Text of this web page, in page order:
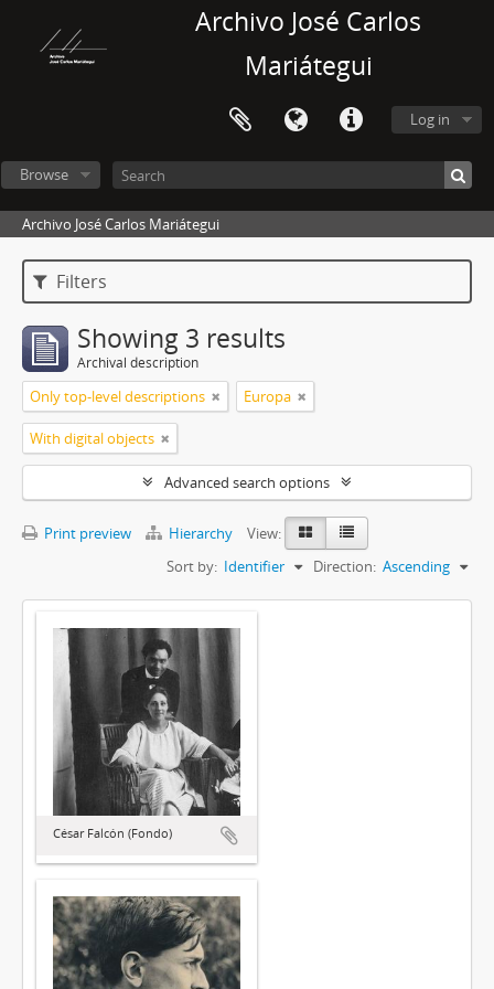
Archivo José Carlos
Mariátegui
Log in
Browse
Archivo José Carlos Mariátegui
Filters
Showing 3 results
Archival description
Only top-level descriptions Europa
With digital objects
Advanced search options
Print preview Hierarchy
View:
Sort by: Identifier Direction: Ascending
César Falcón (Fondo)